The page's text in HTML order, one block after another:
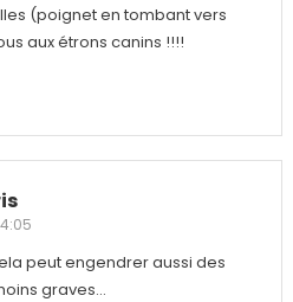
(poignet en tombant vers
aux étrons canins !!!!
peut engendrer aussi des
graves…